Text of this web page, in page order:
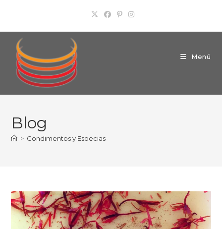
contenido
Menú
Blog
> Condimentos y Especias